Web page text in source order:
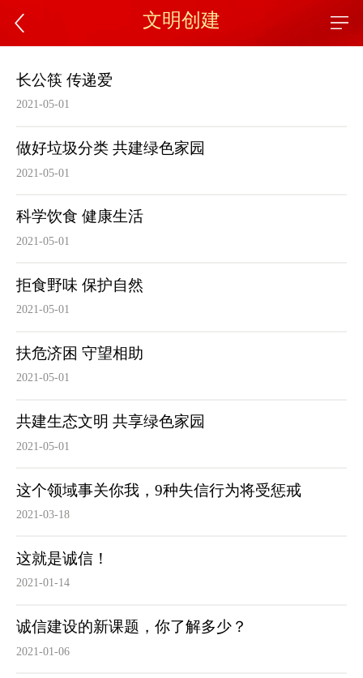
文明创建
长公筷 传递爱
2021-05-01
做好垃圾分类 共建绿色家园
2021-05-01
科学饮食 健康生活
2021-05-01
拒食野味 保护自然
2021-05-01
扶危济困 守望相助
2021-05-01
共建生态文明 共享绿色家园
2021-05-01
这个领域事关你我，9种失信行为将受惩戒
2021-03-18
这就是诚信！
2021-01-14
诚信建设的新课题，你了解多少？
2021-01-06